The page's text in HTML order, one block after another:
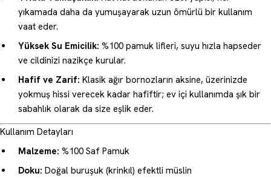
yıkamada daha da yumuşayarak uzun ömürlü bir kullanım
vaat eder.
Yüksek Su Emicilik: %100 pamuk lifleri, suyu hızla hapseder
ve cildinizi nazikçe kurular.
Hafif ve Zarif: Klasik ağır bornozların aksine, üzerinizde
yokmuş hissi verecek kadar hafiftir; ev içi kullanımda şık bir
sabahlık olarak da size eşlik eder.
Kullanım Detayları
Malzeme: %100 Saf Pamuk
Doku: Doğal buruşuk (krinkıl) efektli müslin